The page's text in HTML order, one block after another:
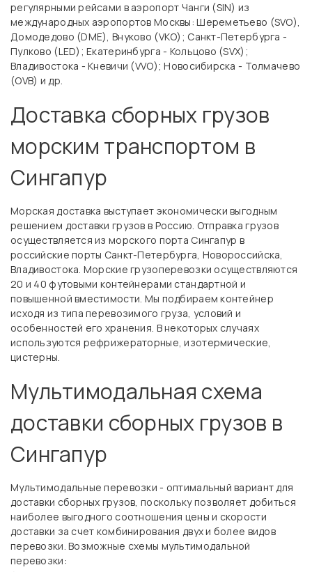
регулярными рейсами в аэропорт Чанги (SIN) из
международных аэропортов Москвы: Шереметьево (SVO),
Домодедово (DME), Внуково (VKO); Санкт-Петербурга -
Пулково (LED); Екатеринбурга - Кольцово (SVX);
Владивостока - Кневичи (VVO); Новосибирска - Толмачево
(OVB) и др.
Доставка сборных грузов
морским транспортом в
Сингапур
Морская доставка выступает экономически выгодным
решением доставки грузов в Россию. Отправка грузов
осуществляется из морского порта Сингапур в
российские порты Санкт-Петербурга, Новороссийска,
Владивостока. Морские грузоперевозки осуществляются
20 и 40 футовыми контейнерами стандартной и
повышенной вместимости. Мы подбираем контейнер
исходя из типа перевозимого груза, условий и
особенностей его хранения. В некоторых случаях
используются рефрижераторные, изотермические,
цистерны.
Мультимодальная схема
доставки сборных грузов в
Сингапур
Мультимодальные перевозки - оптимальный вариант для
доставки сборных грузов, поскольку позволяет добиться
наиболее выгодного соотношения цены и скорости
доставки за счет комбинирования двух и более видов
перевозки. Возможные схемы мультимодальной
перевозки: